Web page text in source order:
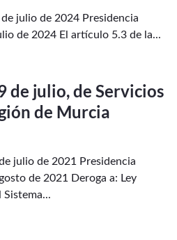
julio de 2024 Presidencia
de 2024 El artículo 5.3 de la...
de julio, de Servicios
de Murcia
julio de 2021 Presidencia
de 2021 Deroga a: Ley